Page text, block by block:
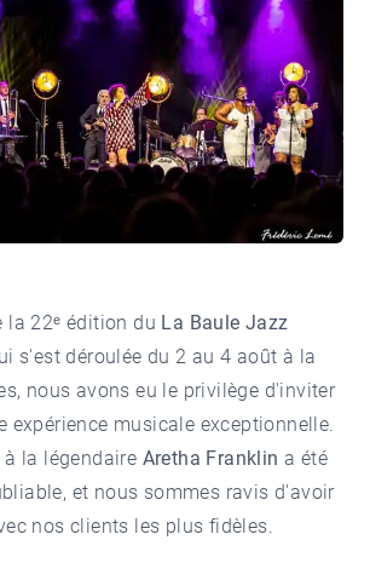
la 22ᵉ édition du La Baule Jazz
s'est déroulée du 2 au 4 août à la
nous avons eu le privilège d'inviter
expérience musicale exceptionnelle.
à la légendaire Aretha Franklin a été
et nous sommes ravis d'avoir
nos clients les plus fidèles.